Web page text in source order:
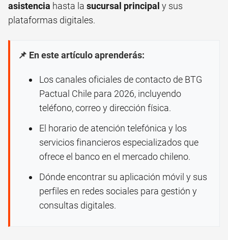
asistencia hasta la sucursal principal y sus
plataformas digitales.
📌 En este artículo aprenderás:
Los canales oficiales de contacto de BTG
Pactual Chile para 2026, incluyendo
teléfono, correo y dirección física.
El horario de atención telefónica y los
servicios financieros especializados que
ofrece el banco en el mercado chileno.
Dónde encontrar su aplicación móvil y sus
perfiles en redes sociales para gestión y
consultas digitales.